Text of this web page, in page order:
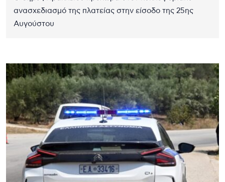
ανασχεδιασμό της πλατείας στην είσοδο της 25ης
Αυγούστου